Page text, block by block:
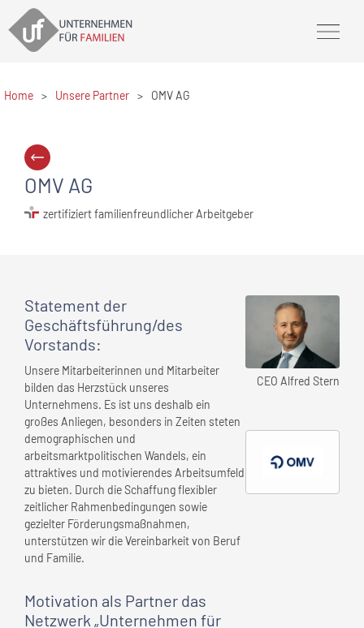
Home > Unsere Partner > OMV AG
OMV AG
zertifiziert familienfreundlicher Arbeitgeber
Statement der
Geschäftsführung/des
Vorstands:
Unsere Mitarbeiterinnen und Mitarbeiter
bilden das Herzstück unseres
Unternehmens. Es ist uns deshalb ein
großes Anliegen, besonders in Zeiten steten
demographischen und
arbeitsmarktpolitischen Wandels, ein
attraktives und motivierendes Arbeitsumfeld
zu bieten. Durch die Schaffung flexibler
zeitlicher Rahmenbedingungen sowie
gezielter Förderungsmaßnahmen,
unterstützen wir die Vereinbarkeit von Beruf
und Familie.
Motivation als Partner das
Netzwerk „Unternehmen für
CEO Alfred Stern